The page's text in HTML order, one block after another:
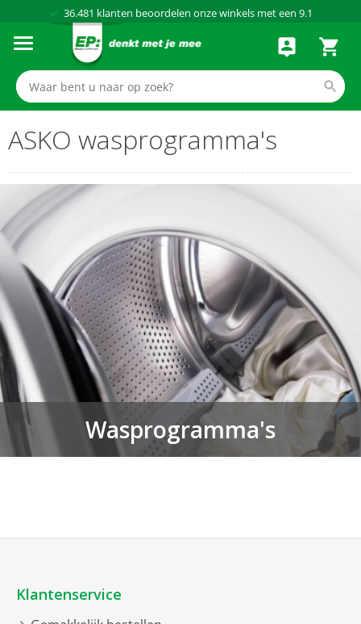
36.481 klanten beoordelen onze winkels met een 9.1
Al meer dan
dé elektronicaspecialist
Achteraf betalen via Klarna
ASKO wasprogramma's
Wasprogramma's
Klantenservice